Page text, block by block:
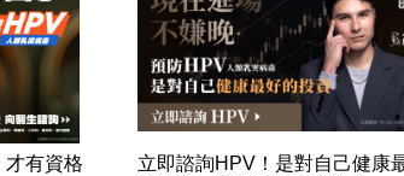
才有資格
立即諮詢HPV！是對自己健康